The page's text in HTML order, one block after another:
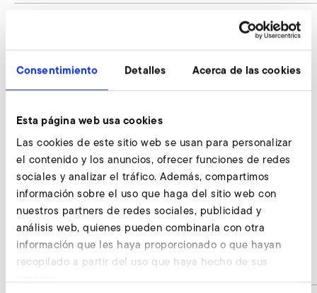
Consentimiento Detalles Acerca de las cookies
Esta página web usa cookies
Las cookies de este sitio web se usan para personalizar
el contenido y los anuncios, ofrecer funciones de redes
sociales y analizar el tráfico. Además, compartimos
información sobre el uso que haga del sitio web con
nuestros partners de redes sociales, publicidad y
análisis web, quienes pueden combinarla con otra
información que les haya proporcionado o que hayan
recopilado a partir del uso que haya hecho de sus
Compensador con chapa guía, lado de
succión
CFM
auf Anfrage / on request